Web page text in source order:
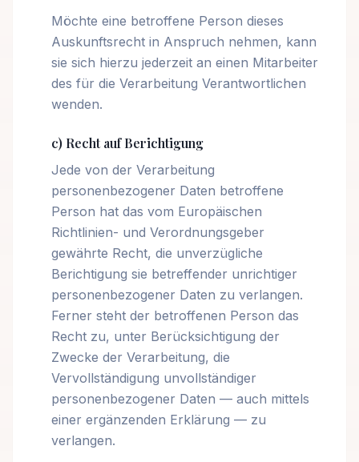
Möchte eine betroffene Person dieses
Auskunftsrecht in Anspruch nehmen, kann
sie sich hierzu jederzeit an einen Mitarbeiter
des für die Verarbeitung Verantwortlichen
wenden.
c) Recht auf Berichtigung
Jede von der Verarbeitung
personenbezogener Daten betroffene
Person hat das vom Europäischen
Richtlinien- und Verordnungsgeber
gewährte Recht, die unverzügliche
Berichtigung sie betreffender unrichtiger
personenbezogener Daten zu verlangen.
Ferner steht der betroffenen Person das
Recht zu, unter Berücksichtigung der
Zwecke der Verarbeitung, die
Vervollständigung unvollständiger
personenbezogener Daten — auch mittels
einer ergänzenden Erklärung — zu
verlangen.